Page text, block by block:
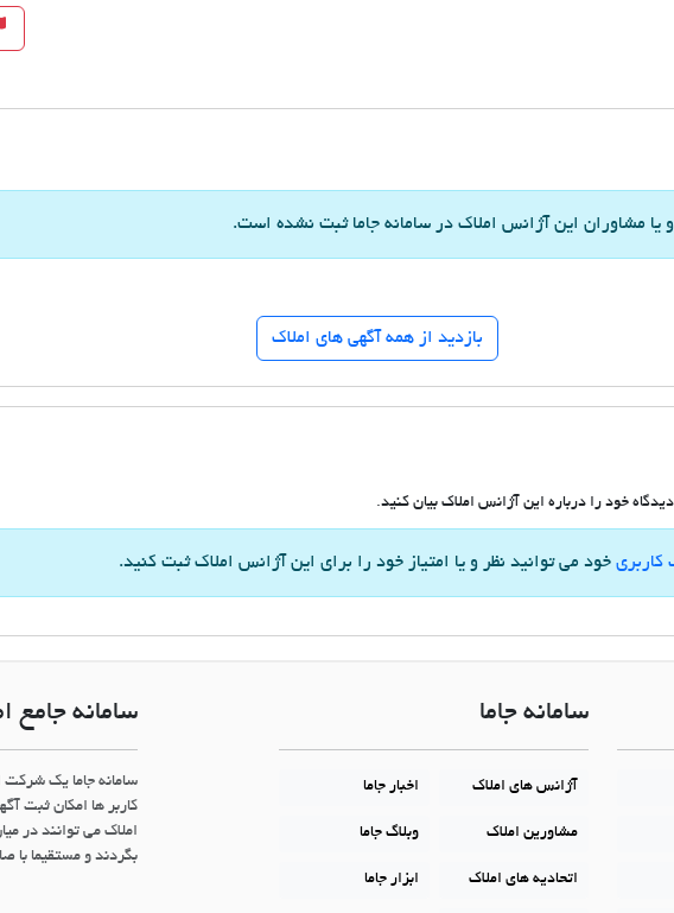
مشاوران این آژانس املاک در سامانه جاما ثبت نشده است.
بازدید از همه آگهی های املاک
خود را درباره این آژانس املاک بیان کنید.
کاربری خود می توانید نظر و یا امتیاز خود را برای این آژانس املاک ثبت کنید.
سامانه جاما
آژانس های املاک اخبار جاما
مشاورین املاک وبلاگ جاما
اتحادیه های املاک ابزار جاما
سامانه جامع
سامانه جاما یک شرکت
کاربر ها امکان ثبت
املاک می توانند در
بگردند و مستقیما با